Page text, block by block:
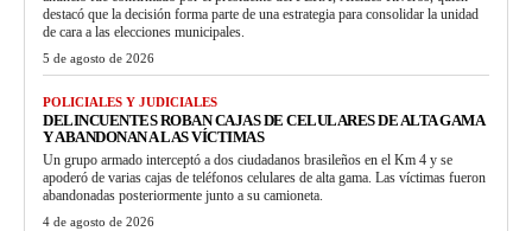
destacó que la decisión forma parte de una estrategia para consolidar la unidad
de cara a las elecciones municipales.
5 de agosto de 2026
POLICIALES Y JUDICIALES
DELINCUENTES ROBAN CAJAS DE CELULARES DE ALTA GAMA
Y ABANDONAN A LAS VÍCTIMAS
Un grupo armado interceptó a dos ciudadanos brasileños en el Km 4 y se
apoderó de varias cajas de teléfonos celulares de alta gama. Las víctimas fueron
abandonadas posteriormente junto a su camioneta.
4 de agosto de 2026